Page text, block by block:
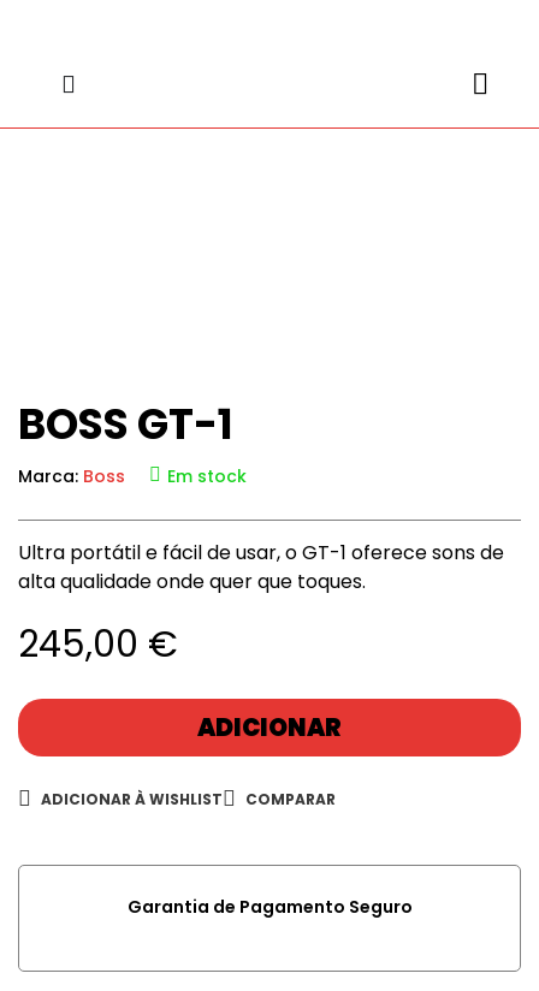
BOSS GT-1
Marca: Boss Em stock
Ultra portátil e fácil de usar, o GT-1 oferece sons de
alta qualidade onde quer que toques.
245,00 €
ADICIONAR
ADICIONAR À WISHLIST COMPARAR
Garantia de Pagamento Seguro